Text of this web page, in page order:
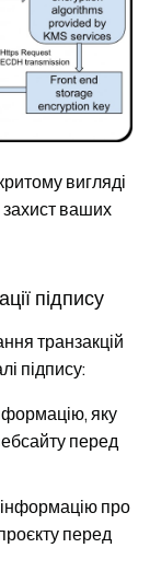
вигляді
ваших
підпису
транзакцій
підпису:
яку
перед
про
перед